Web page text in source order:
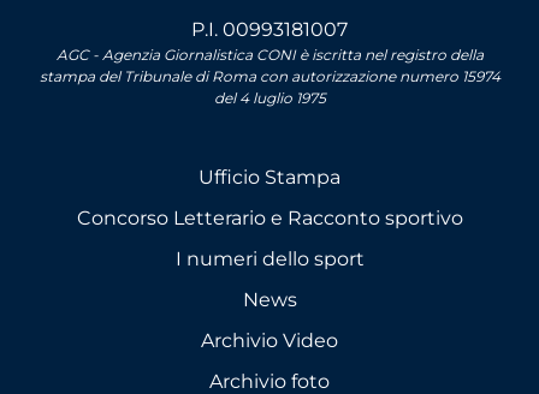
P.I. 00993181007
AGC - Agenzia Giornalistica CONI è iscritta nel registro della
stampa del Tribunale di Roma con autorizzazione numero 15974
del 4 luglio 1975
Ufficio Stampa
Concorso Letterario e Racconto sportivo
I numeri dello sport
News
Archivio Video
Archivio foto